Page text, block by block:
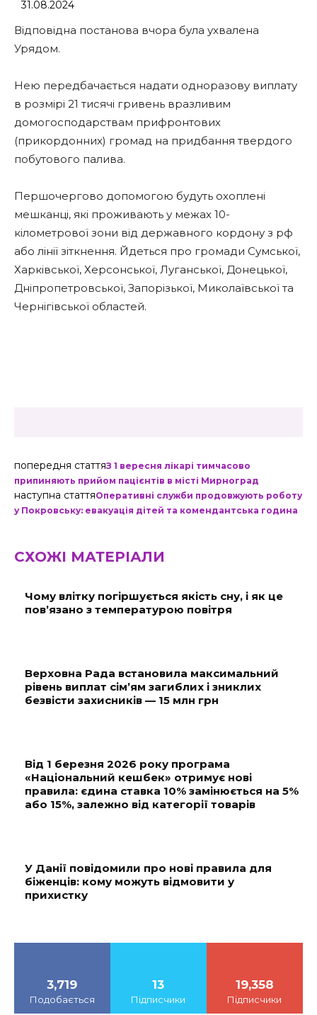
31.08.2024
Відповідна постанова вчора була ухвалена
Урядом.
Нею передбачається надати одноразову виплату
в розмірі 21 тисячі гривень вразливим
домогосподарствам прифронтових
(прикордонних) громад на придбання твердого
побутового палива.
Першочергово допомогою будуть охоплені
мешканці, які проживають у межах 10-
кілометрової зони від державного кордону з рф
або лінії зіткнення. Йдеться про громади Сумської,
Харківської, Херсонської, Луганської, Донецької,
Дніпропетровської, Запорізької, Миколаївської та
Чернігівської областей.
попередня статтяЗ 1 вересня лікарі тимчасово
припиняють прийом пацієнтів в місті Мирноград
наступна статтяОперативні служби продовжують роботу
у Покровську: евакуація дітей та комендантська година
СХОЖІ МАТЕРІАЛИ
Чому влітку погіршується якість сну, і як це
пов’язано з температурою повітря
Верховна Рада встановила максимальний
рівень виплат сім’ям загиблих і зниклих
безвісти захисників — 15 млн грн
Від 1 березня 2026 року програма
«Національний кешбек» отримує нові
правила: єдина ставка 10% замінюється на 5%
або 15%, залежно від категорії товарів
У Данії повідомили про нові правила для
біженців: кому можуть відмовити у
прихистку
3,719
Подобається
13
Підписчики
19,358
Підписчики